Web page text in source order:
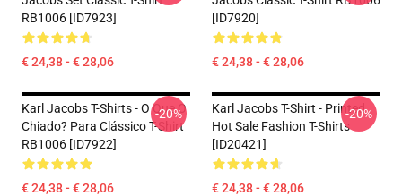
RB1006 [ID7923]
€ 24,38 - € 28,06
[ID7920]
€ 24,38 - € 28,06
Karl Jacobs T-Shirts - O Que O
Chiado? Para Clássico T-Shirt
RB1006 [ID7922]
€ 24,38 - € 28,06
-20%
Karl Jacobs T-Shirt - Printed
Hot Sale Fashion T-Shirts
[ID20421]
€ 24,38 - € 28,06
-20%